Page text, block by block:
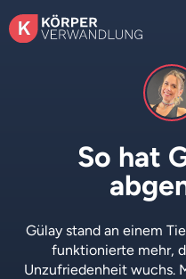
So hat
Gülay stand an einem
funktionierte mehr,
Unzufriedenheit wuchs.